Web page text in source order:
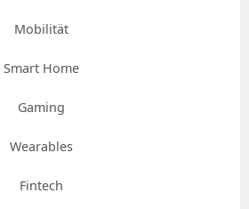
Mobilität
Smart Home
Gaming
Wearables
Fintech